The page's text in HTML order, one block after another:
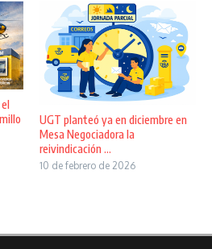
UGT planteó ya en diciembre en
Mesa Negociadora la
reivindicación ...
10 de febrero de 2026